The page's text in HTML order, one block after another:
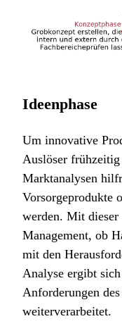
Ideenphase
Um innovative
Auslöser
Marktanalysen
Vorsorgeprodukte
werden. Mit dieser
Management, ob
mit den
Analyse ergibt
Anforderungen
weiterverarbeitet.